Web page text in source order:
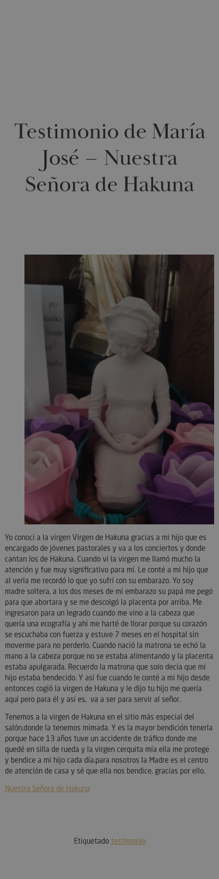
Testimonio de María
José – Nuestra
Señora de Hakuna
Yo conocí a la virgen Virgen de Hakuna gracias a mi hijo que es
encargado de jóvenes pastorales y va a los conciertos y donde
cantan los de Hakuna. Cuando vi la virgen me llamó mucho la
atención y fue muy significativo para mí. Le conté a mi hijo que
al verla me recordó lo que yo sufrí con su embarazo. Yo soy
madre soltera, a los dos meses de mi embarazo su papá me pegó
para que abortara y se me descolgó la placenta por arriba. Me
ingresaron para un legrado cuando me vino a la cabeza que
quería una ecografía y ahí me harté de llorar porque su corazón
se escuchaba con fuerza y estuve 7 meses en el hospital sin
moverme para no perderlo. Cuando nació la matrona se echó la
mano a la cabeza porque no se estaba alimentando y la placenta
estaba apulgarada. Recuerdo la matrona que solo decía que mi
hijo estaba bendecido. Y así fue cuando le conté a mi hijo desde
entonces cogió la virgen de Hakuna y le dijo tu hijo me quería
aquí pero para él y así es, va a ser para servir al señor.
Tenemos a la virgen de Hakuna en el sitio más especial del
salón,donde la tenemos mimada. Y es la mayor bendición tenerla
porque hace 13 años tuve un accidente de tráfico donde me
quedé en silla de rueda y la virgen cerquita mía ella me protege
y bendice a mi hijo cada día.para nosotros la Madre es el centro
de atención de casa y sé que ella nos bendice, gracias por ello.
Nuestra Señora de Hakuna
Etiquetado testimonio